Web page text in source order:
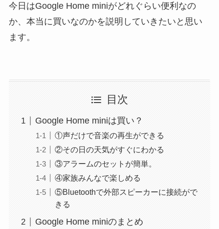
今日はGoogle Home miniがどれぐらい便利なの
か、本当に買いなのかを説明していきたいと思い
ます。
目次
Google Home miniは買い？
①声だけで音楽の再生ができる
②その日の天気がすぐにわかる
③アラームのセットが簡単。
④家族みんなで楽しめる
⑤Bluetoothで外部スピーカーに接続がで
きる
Google Home miniのまとめ